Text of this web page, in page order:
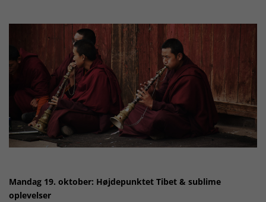
Mandag 19. oktober: Højdepunktet Tibet & sublime
oplevelser